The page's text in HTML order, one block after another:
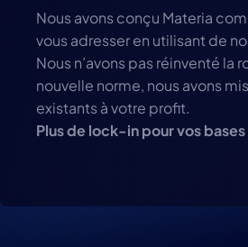
Nous avons conçu Materia
vous adresser en utilisant de
Nous n’avons pas réinventé la
nouvelle norme, nous avons
existants à votre profit.
Plus de lock-in pour vos